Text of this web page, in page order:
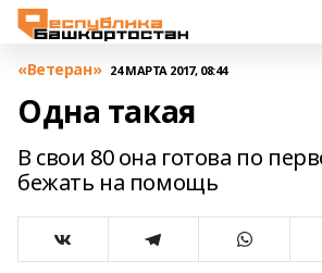
«Ветеран» 24 МАРТА 2017, 08:44
Одна такая
В свои 80 она готова по
бежать на помощь